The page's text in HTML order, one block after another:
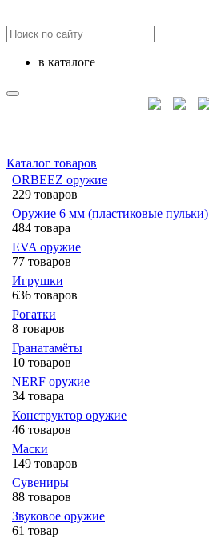
в каталоге
Каталог товаров
ORBEEZ оружие
229 товаров
Оружие 6 мм (пластиковые пульки)
484 товара
EVA оружие
77 товаров
Игрушки
636 товаров
Рогатки
8 товаров
Гранатамёты
10 товаров
NERF оружие
34 товара
Конструктор оружие
46 товаров
Маски
149 товаров
Сувениры
88 товаров
Звуковое оружие
61 товар